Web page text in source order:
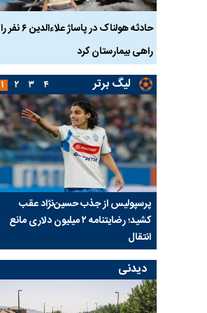
حادثه هولناک در پاساژ علاءالدین ۶ نفر را
راهی بیمارستان کرد
لیگ برتر
پرسپولیس از جذب حسین‌نژاد عقب
کشید؛ رضایتنامه ۲ میلیون دلاری مانع
انتقال
۱ ۲ ۳ ۴
دیدنی